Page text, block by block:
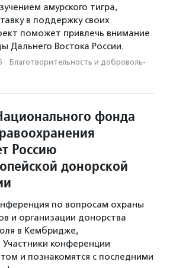
амурского тигра,
в поддержку своих
поможет привлечь внимание
Дальнего Востока России.
· Благотвори­тель­ность и доброволь­
фонда
Россию
донорской
по вопросам охраны
и организации донорства
в Кембридже,
Участники конференции
и познакомятся с последними